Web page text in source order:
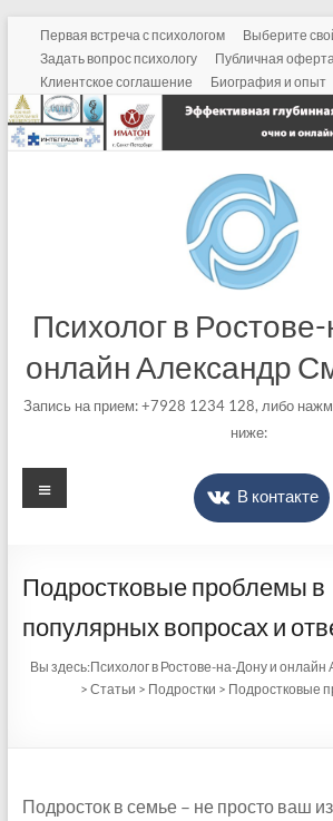
Перейти
содержимому
Первая встреча с психологом
Выберите
Задать вопрос психологу
Публичная
Клиентское соглашение
Биография и опыт
Психолог в
онлайн Александр
Запись на прием: +7928 1234 128, либо
ниже:
В контакте
Меню
Подростковые проблемы в
популярных вопросах и
Вы здесь:Психолог в Ростове-на-Дону и
>Статьи > Подростки > Подростковые
Подросток в семье – не просто ваш